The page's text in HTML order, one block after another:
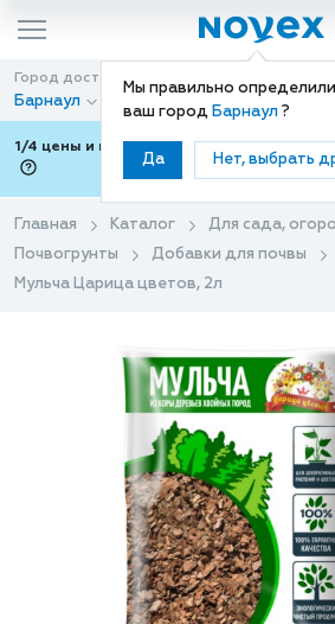
Мы правильно
ваш город Барнаул ?
Да Нет, выбрать
Город доставки
Барнаул
1/4 цены и покупки ваши с Подели
от
Главная Каталог
Для сада,
Почвогрунты
Добавки для почвы
Мульча Царица цветов, 2л